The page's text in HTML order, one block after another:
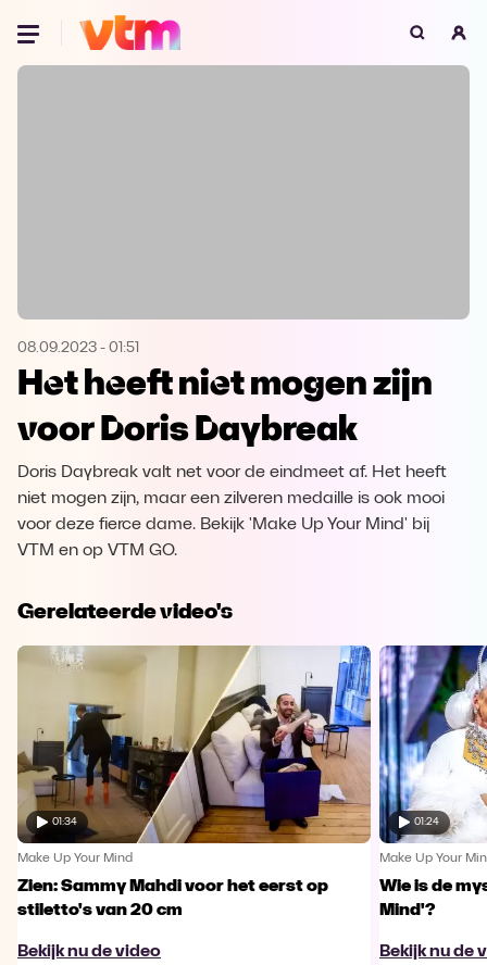
Oeps, browser niet ondersteund
Microsoft Edge Download
Opera Download
08.09.2023 - 01:51
Het heeft niet mogen zijn
voor Doris Daybreak
Doris Daybreak valt net voor de eindmeet af. Het heeft
niet mogen zijn, maar een zilveren medaille is ook mooi
voor deze fierce dame. Bekijk 'Make Up Your Mind' bij
VTM en op VTM GO.
Gerelateerde video's
01:34
Make Up Your Mind
Zien: Sammy Mahdi voor het eerst op
stiletto's van 20 cm
Bekijk nu de video
01:24
Make Up Your
Wie is de
Mind'?
Bekijk nu de